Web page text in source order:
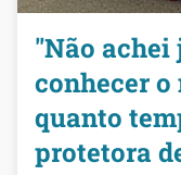
"Não achei
conhecer o
quanto
protetora